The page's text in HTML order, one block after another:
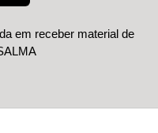
em receber material de